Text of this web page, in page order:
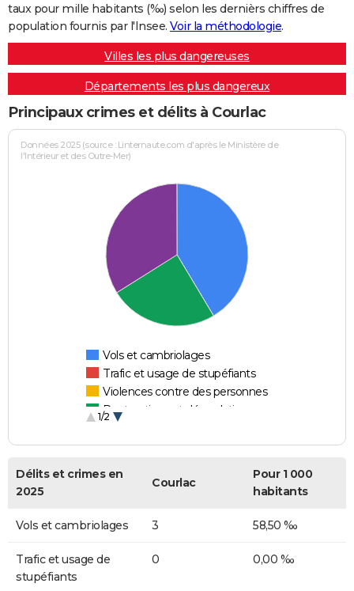
taux pour mille habitants (‰) selon les dernièrs chiffres de
population fournis par l'Insee. Voir la méthodologie.
Villes les plus dangereuses
Départements les plus dangereux
Principaux crimes et délits à Courlac
Données 2025 (source : Linternaute.com d'après le Ministère de
l'Intérieur et des Outre-Mer)
Vols et cambriolages
Trafic et usage de stupéfiants
Violences contre des personnes
Destructions et dégradations
1/2
Délits et crimes en
2025
Courlac
Pour 1 000
habitants
Vols et cambriolages 3 58,50 ‰
Trafic et usage de
stupéfiants
0 0,00 ‰